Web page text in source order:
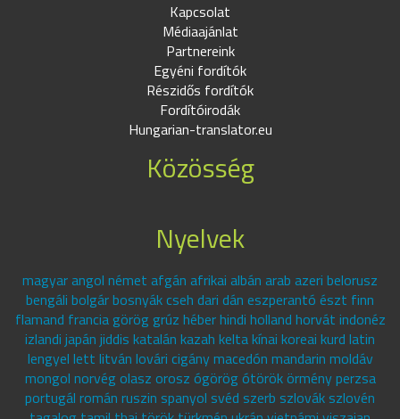
Kapcsolat
Médiaajánlat
Partnereink
Egyéni fordítók
Részidős fordítók
Fordítóirodák
Hungarian-translator.eu
Közösség
Nyelvek
magyar angol német afgán afrikai albán arab azeri belorusz
bengáli bolgár bosnyák cseh dari dán eszperantó észt finn
flamand francia görög grúz héber hindi holland horvát indonéz
izlandi japán jiddis katalán kazah kelta kínai koreai kurd latin
lengyel lett litván lovári cigány macedón mandarin moldáv
mongol norvég olasz orosz ógörög ótörök örmény perzsa
portugál román ruszin spanyol svéd szerb szlovák szlovén